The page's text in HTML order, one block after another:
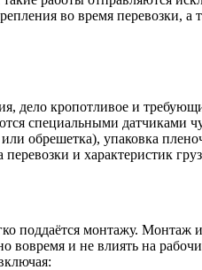
во время
дело кропотливое и
специальными датчиками
обрешетка), упаковка
и характеристик
поддаётся монтажу.
вовремя и не влиять на